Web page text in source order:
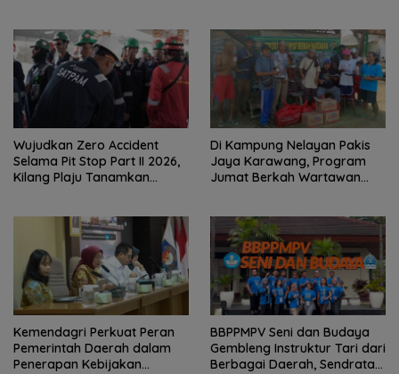
Wujudkan Zero Accident
Selama Pit Stop Part II 2026,
Kilang Plaju Tanamkan
Di Kampung Nelayan Pakis
Jaya Karawang, Program
Jumat Berkah Wartawan
Kemendagri Perkuat Peran
Pemerintah Daerah dalam
Penerapan Kebijakan
BBPPMPV Seni dan Budaya
Gembleng Instruktur Tari dari
Berbagai Daerah, Sendratari